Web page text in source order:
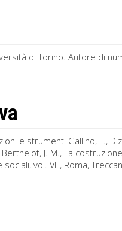
di Torino. Autore di
e strumenti Gallino, L.,
J. M., La
vol. VIII, Roma,